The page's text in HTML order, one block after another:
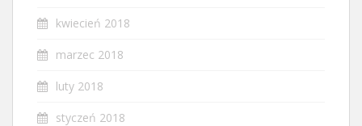
kwiecień 2018
marzec 2018
luty 2018
styczeń 2018